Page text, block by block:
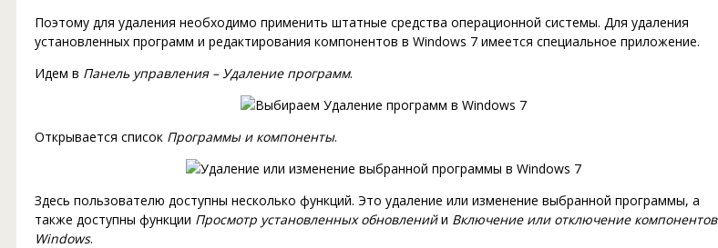
Поэтому для удаления необходимо применить штатные средства операционной системы. Для удаления
установленных программ и редактирования компонентов в Windows 7 имеется специальное приложение.
Идем в Панель управления – Удаление программ.
Открывается список Программы и компоненты.
Здесь пользователю доступны несколько функций. Это удаление или изменение выбранной программы, а
также доступны функции Просмотр установленных обновленийи Включение или отключение компонентов
Windows.